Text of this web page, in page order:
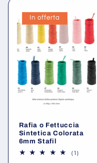
In offerta
Rafia o Fettuccia
Sintetica Colorata
6mm Stafil
(1)1